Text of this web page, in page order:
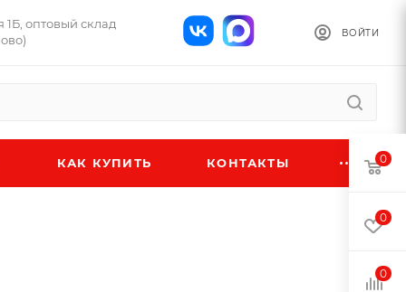
1Б, оптовый склад
ВОЙТИ
КАК КУПИТЬ КОНТАКТЫ 0
0
0